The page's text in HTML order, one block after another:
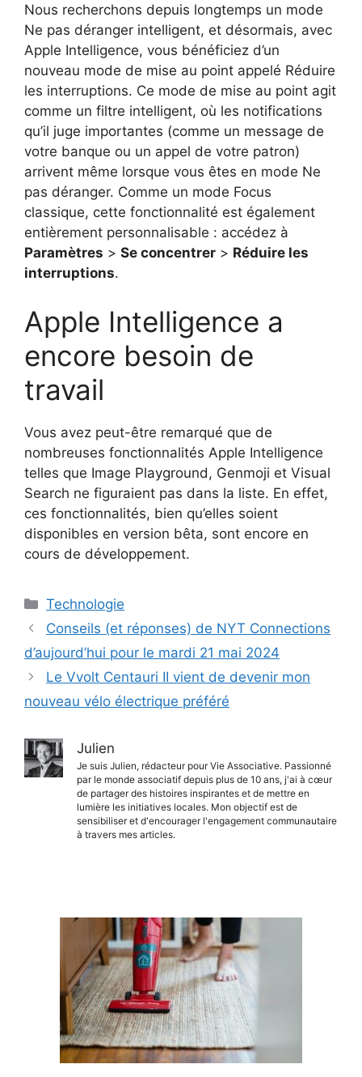
Nous recherchons depuis longtemps un mode
Ne pas déranger intelligent, et désormais, avec
Apple Intelligence, vous bénéficiez d’un
nouveau mode de mise au point appelé Réduire
les interruptions. Ce mode de mise au point agit
comme un filtre intelligent, où les notifications
qu’il juge importantes (comme un message de
votre banque ou un appel de votre patron)
arrivent même lorsque vous êtes en mode Ne
pas déranger. Comme un mode Focus
classique, cette fonctionnalité est également
entièrement personnalisable : accédez à
Paramètres > Se concentrer > Réduire les
interruptions.
Apple Intelligence a
encore besoin de
travail
Vous avez peut-être remarqué que de
nombreuses fonctionnalités Apple Intelligence
telles que Image Playground, Genmoji et Visual
Search ne figuraient pas dans la liste. En effet,
ces fonctionnalités, bien qu’elles soient
disponibles en version bêta, sont encore en
cours de développement.
Catégories
Technologie
Conseils (et réponses) de NYT Connections
d’aujourd’hui pour le mardi 21 mai 2024
Le Vvolt Centauri II vient de devenir mon
nouveau vélo électrique préféré
Julien
Je suis Julien, rédacteur pour Vie Associative. Passionné
par le monde associatif depuis plus de 10 ans, j'ai à cœur
de partager des histoires inspirantes et de mettre en
lumière les initiatives locales. Mon objectif est de
sensibiliser et d'encourager l'engagement communautaire
à travers mes articles.